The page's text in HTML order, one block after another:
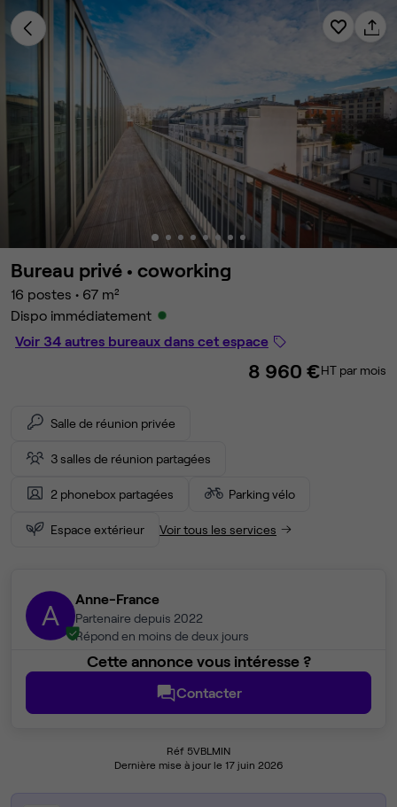
Bureau privé • coworking
16 postes • 67 m²
Dispo immédiatement
Voir 34 autres bureaux dans cet espace
8 960 €HT par mois
Salle de réunion privée
3 salles de réunion partagées
2 phonebox partagées Parking vélo
Espace extérieur Voir tous les services
A Anne-France
Partenaire depuis 2022
Répond en moins de deux jours
Cette annonce vous intéresse ?
Contacter
Réf 5VBLMIN
Dernière mise à jour le 17 juin 2026